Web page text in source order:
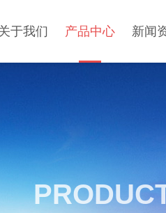
于我们 产品中心 新闻